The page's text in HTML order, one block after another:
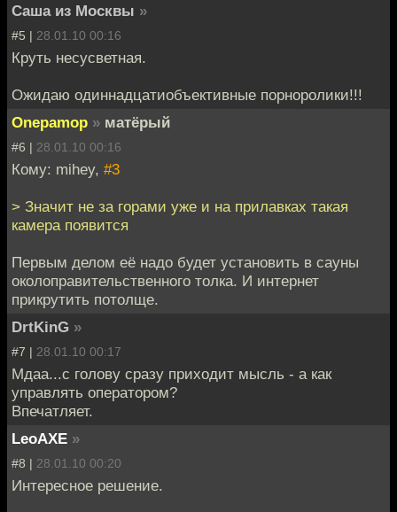
Саша из Москвы »
#5 | 28.01.10 00:16
Круть несусветная.
Ожидаю одиннадцатиобъективные порноролики!!!
Onepamop » матёрый
#6 | 28.01.10 00:16
Кому: mihey, #3
> Значит не за горами уже и на прилавках такая
камера появится
Первым делом её надо будет установить в сауны
околоправительственного толка. И интернет
прикрутить потолще.
DrtKinG »
#7 | 28.01.10 00:17
Мдаа...с голову сразу приходит мысль - а как
управлять оператором?
Впечатляет.
LeoAXE »
#8 | 28.01.10 00:20
Интересное решение.